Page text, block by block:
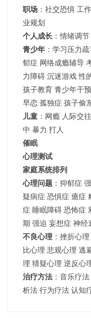
职场 ：社交恐惧 工
业规划
个人成长 ：情绪调
青少年 ： 学习压力疏
郁症 网络成瘾辅导
力障碍 沉迷游戏 性
孩子教育 青少年干
早恋 孤独症 孩子偷
儿童 ：网瘾 人际交
中 暴力 打人
催眠
心理测试
家庭系统排列
心理问题 ：抑郁症
疑病症 恐惧症 癔症
症 睡眠障碍 恐怖症
期 强迫 妄想症 神
不良心理 ：挫折心
比心理 悲观心理 逃
理 猜疑心理 逆反心
治疗方法：音乐疗
析法 行为疗法 认知